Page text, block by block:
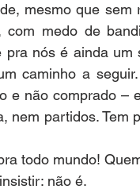
mesmo que sem
medo de
nós é ainda um
caminho a
e não comprado –
nem partidos. Tem
todo mundo!
não é.